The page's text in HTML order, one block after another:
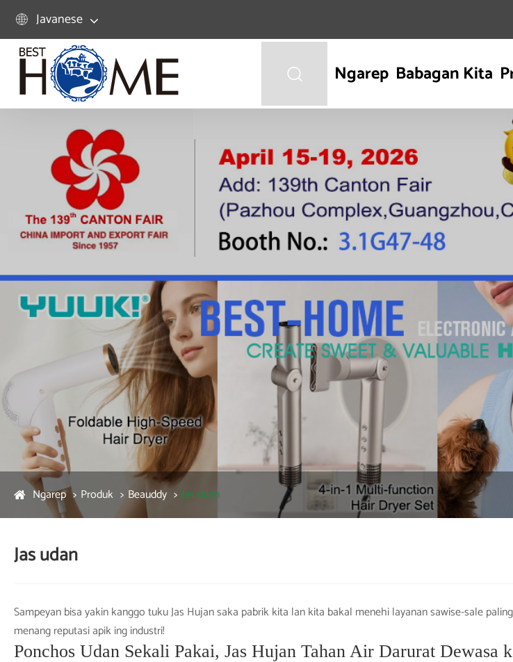
 Javanese
 Ngarep Babagan Kita
Ngarep Produk Beauddy Jas udan
Jas udan
Sampeyan bisa yakin kanggo tuku Jas Hujan saka pabrik kita lan kita bakal menehi layanan sawise-sale
menang reputasi apik ing industri!
Ponchos Udan Sekali Pakai, Jas Hujan Tahan Air Darurat